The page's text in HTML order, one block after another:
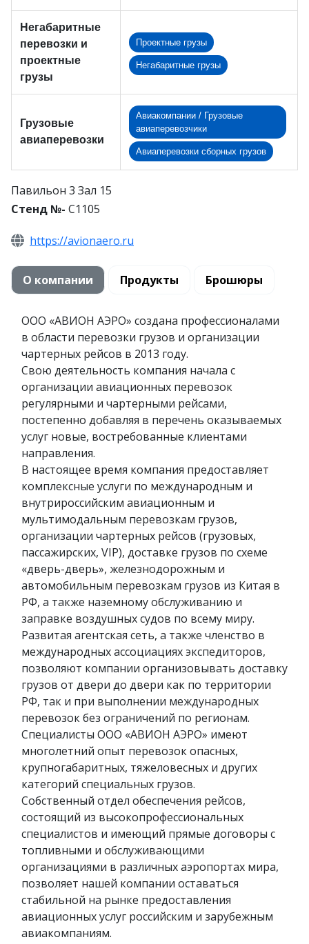
Негабаритные
перевозки и
проектные
грузы
Проектные грузы
Негабаритные грузы
Грузовые
авиаперевозки
Авиакомпании / Грузовые
авиаперевозчики
Авиаперевозки сборных грузов
Павильон 3 Зал 15
Стенд №- C1105
https://avionaero.ru
О компании Продукты Брошюры
ООО «АВИОН АЭРО» создана профессионалами
в области перевозки грузов и организации
чартерных рейсов в 2013 году.
Свою деятельность компания начала с
организации авиационных перевозок
регулярными и чартерными рейсами,
постепенно добавляя в перечень оказываемых
услуг новые, востребованные клиентами
направления.
В настоящее время компания предоставляет
комплексные услуги по международным и
внутрироссийским авиационным и
мультимодальным перевозкам грузов,
организации чартерных рейсов (грузовых,
пассажирских, VIP), доставке грузов по схеме
«дверь-дверь», железнодорожным и
автомобильным перевозкам грузов из Китая в
РФ, а также наземному обслуживанию и
заправке воздушных судов по всему миру.
Развитая агентская сеть, а также членство в
международных ассоциациях экспедиторов,
позволяют компании организовывать доставку
грузов от двери до двери как по территории
РФ, так и при выполнении международных
перевозок без ограничений по регионам.
Специалисты ООО «АВИОН АЭРО» имеют
многолетний опыт перевозок опасных,
крупногабаритных, тяжеловесных и других
категорий специальных грузов.
Собственный отдел обеспечения рейсов,
состоящий из высокопрофессиональных
специалистов и имеющий прямые договоры с
топливными и обслуживающими
организациями в различных аэропортах мира,
позволяет нашей компании оставаться
стабильной на рынке предоставления
авиационных услуг российским и зарубежным
авиакомпаниям.